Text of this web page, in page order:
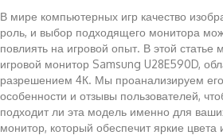
В мире компьютерных игр качество
роль, и выбор подходящего монитора
повлиять на игровой опыт. В этой
игровой монитор Samsung U28E590D,
разрешением 4К. Мы проанализируем его
особенности и отзывы пользователей,
подходит ли эта модель именно для
монитор, который обеспечит яркие цвета